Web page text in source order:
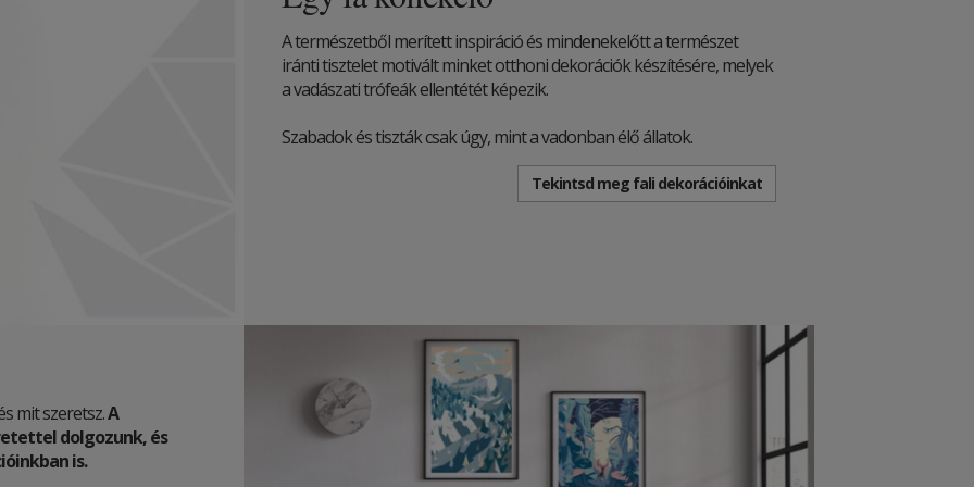
A természetből merített inspiráció és mindenekelőtt a természet
iránti tisztelet motivált minket otthoni dekorációk készítésére, melyek
a vadászati ​​trófeák ellentétét képezik.
Szabadok és tiszták csak úgy, mint a vadonban élő állatok.
Tekintsd meg fali dekorációinkat
mit szeretsz.A
dolgozunk, és
is.